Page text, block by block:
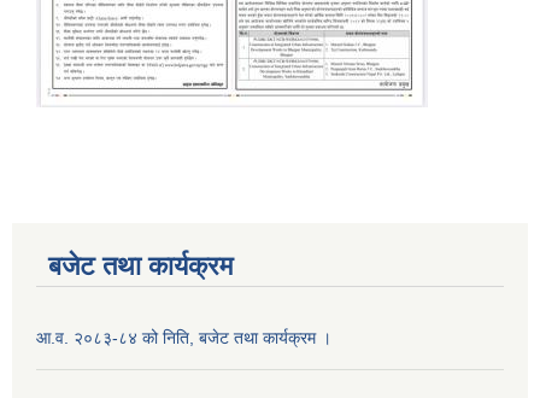
बजेट तथा कार्यक्रम
आ.व. २०८३-८४ को निति, बजेट तथा कार्यक्रम ।